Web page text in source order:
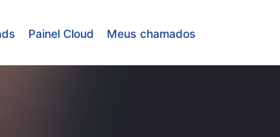
Painel Cloud Meus chamados